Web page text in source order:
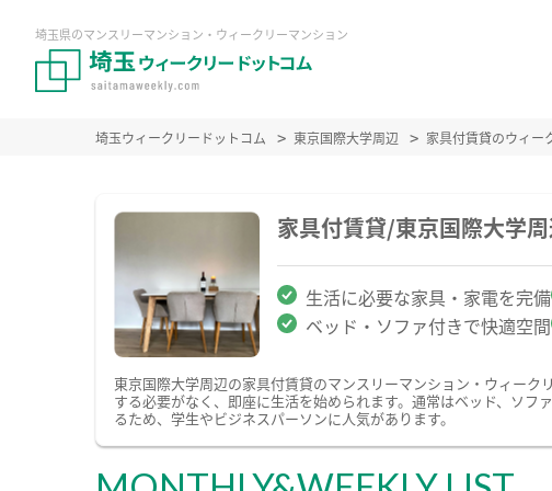
埼玉県のマンスリーマンション・ウィークリーマンション
埼玉ウィークリードットコム 東京国際大学周辺 家具付賃貸のウィー
家具付賃貸/東京国際大学
生活に必要な家具・家電を完備
ベッド・ソファ付きで快適空間
東京国際大学周辺の家具付賃貸のマンスリーマンション・ウィー
する必要がなく、即座に生活を始められます。通常はベッド、ソ
るため、学生やビジネスパーソンに人気があります。